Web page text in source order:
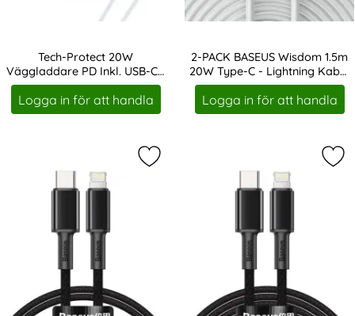
Tech-Protect 20W
Väggladdare PD Inkl. USB-C -
USB-C Kabel Vit
Art. nr 213993
Logga in för att handla
2-PACK BASEUS Wisdom 1.5m
20W Type-C - Lightning Kabel
- Vit
Art. nr 17159
Logga in för att handla
Markera bASEUS 1m 20W PD